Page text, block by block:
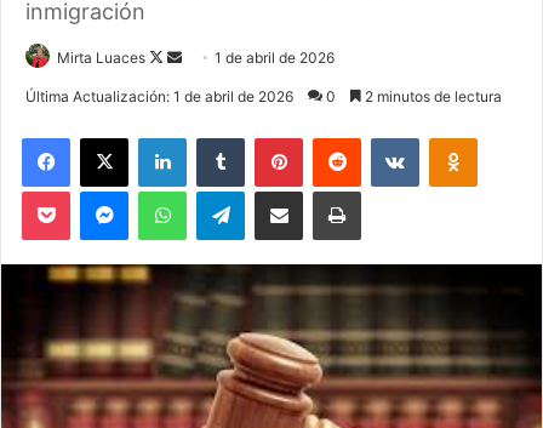
inmigración
Mirta Luaces
F
l
o
n
X
d
m
a
l
1 de abril de 2026
Última Actualización: 1 de abril de 2026 0 2 minutos de lectura
Telegram